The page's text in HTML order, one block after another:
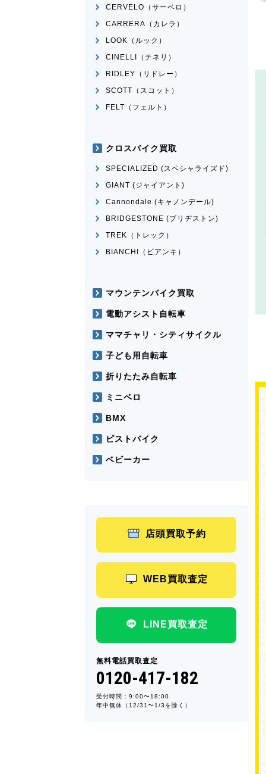
CERVELO（サーベロ）
CARRERA（カレラ）
LOOK（ルック）
CINELLI（チネリ）
RIDLEY（リドレー）
SCOTT（スコット）
FELT（フェルト）
クロスバイク買取
SPECIALIZED (スペシャライズド)
GIANT (ジャイアント)
Cannondale (キャノンデール)
BRIDGESTONE (ブリヂストン)
TREK（トレック）
BIANCHI（ビアンキ）
マウンテンバイク買取
電動アシスト自転車
ママチャリ・シティサイクル
子ども用自転車
折りたたみ自転車
ミニベロ
BMX
ピストバイク
ベビーカー
店頭買取予約
WEB買取査定
LINE買取査定
無料電話買取査定
0120-417-182
受付時間：9:00〜18:00
年中無休（12/31〜1/3を除く）